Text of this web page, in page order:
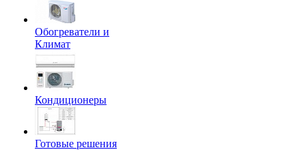
Обогреватели и
Климат
Кондиционеры
Готовые решения